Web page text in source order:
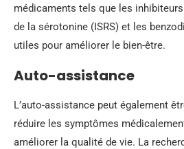
médicaments tels que les
de la sérotonine (ISRS) et les
utiles pour améliorer le bien-être.
Auto-assistance
L’auto-assistance peut également
réduire les symptômes
améliorer la qualité de vie. La